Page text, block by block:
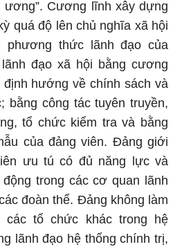
Cương lĩnh xây dựng
quá độ lên chủ nghĩa xã hội
phương thức lãnh đạo của
đạo xã hội bằng cương
hướng về chính sách và
bằng công tác tuyên truyền,
tổ chức kiểm tra và bằng
của đảng viên. Đảng giới
ưu tú có đủ năng lực và
trong các cơ quan lãnh
đoàn thể. Đảng không làm
các tổ chức khác trong hệ
lãnh đạo hệ thống chính trị,